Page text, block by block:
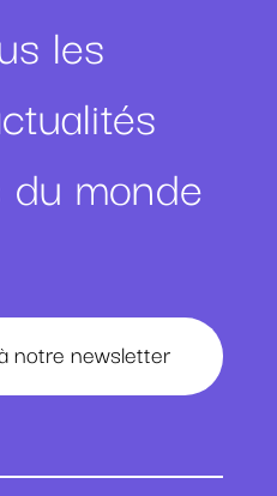
les
monde
notre newsletter